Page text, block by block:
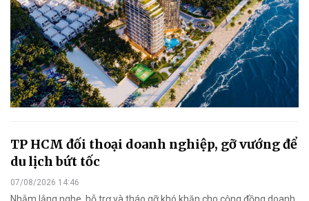
TP HCM đối thoại doanh nghiệp, gỡ vướng để
du lịch bứt tốc
07/08/2026 14:46